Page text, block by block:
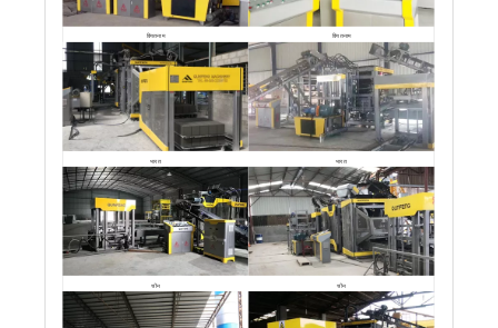
वियतनाम वियतनाम
भारत भारत
चीन चीन